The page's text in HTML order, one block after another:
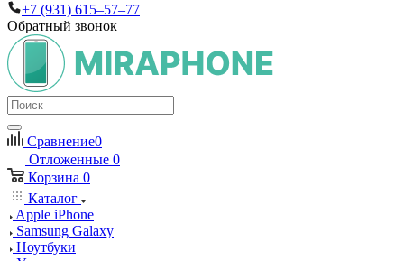
+7 (931) 615‒57‒77
Обратный звонок
Сравнение0
Отложенные 0
Корзина 0
Каталог
Apple iPhone
Samsung Galaxy
Ноутбуки